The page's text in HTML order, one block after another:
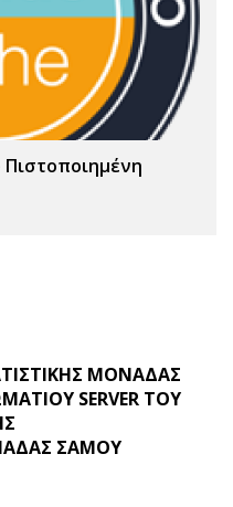
ΜΟΝΑΔΑΣ
SERVER ΤΟΥ
ΣΑΜΟΥ